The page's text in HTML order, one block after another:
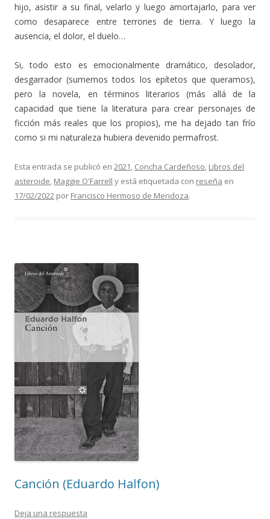
hijo, asistir a su final, velarlo y luego amortajarlo, para ver
como desaparece entre terrones de tierra. Y luego la
ausencia, el dolor, el duelo…
Si, todo esto es emocionalmente dramático, desolador,
desgarrador (sumemos todos los epítetos que queramos),
pero la novela, en términos literarios (más allá de la
capacidad que tiene la literatura para crear personajes de
ficción más reales que los propios), me ha dejado tan frío
como si mi naturaleza hubiera devenido permafrost.
Esta entrada se publicó en 2021, Concha Cardeñoso, Libros del
asteroide, Maggie O'Farrell y está etiquetada con reseña en
17/02/2022 por Francisco Hermoso de Mendoza.
Canción (Eduardo Halfon)
Deja una respuesta